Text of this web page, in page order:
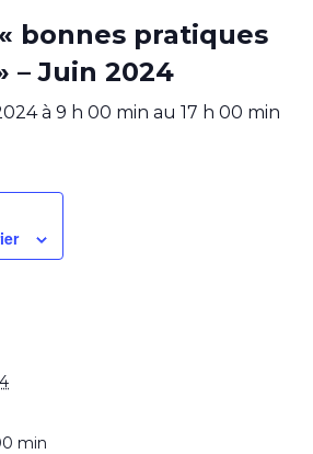
bonnes pratiques
– Juin 2024
à 9 h 00 min au 17 h 00 min
min